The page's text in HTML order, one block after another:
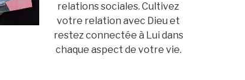
relations sociales. Cultivez
votre relation avec Dieu et
restez connectée à Lui dans
chaque aspect de votre vie.